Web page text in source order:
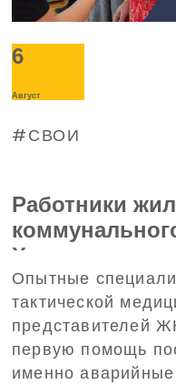
6
Август
СВОИ
Работники
Харькова
Дениса
Опытные
тактической
представителей
первую помощь
именно